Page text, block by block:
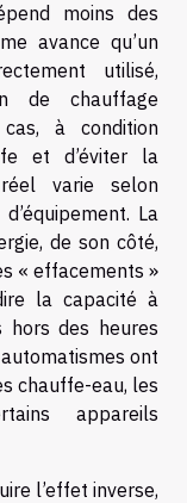
moins des
avance qu’un
utilisé,
de chauffage
à condition
et d’éviter la
varie selon
La
de son côté,
« effacements »
la capacité à
hors des heures
ont
chauffe-eau, les
appareils
l’effet inverse,